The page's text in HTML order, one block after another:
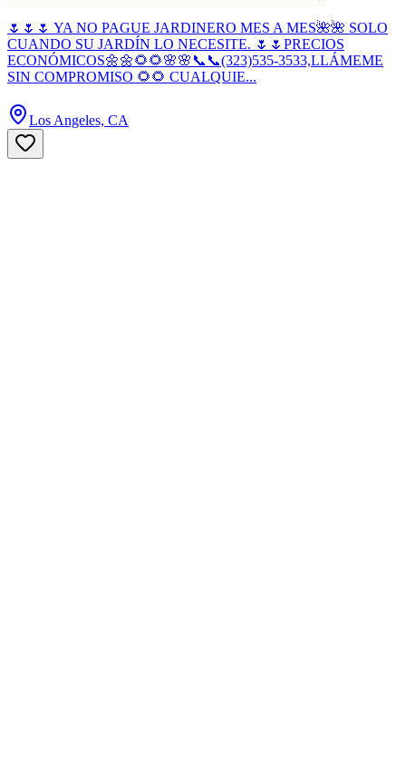
🌷🌷🌷 YA NO PAGUE JARDINERO MES A MES🌺🌺 SOLO
CUANDO SU JARDÍN LO NECESITE. 🌷🌷PRECIOS
ECONÓMICOS🌼🌼🌻🌻🌸🌸📞📞(323)535-3533,LLÁMEME
SIN COMPROMISO 🌻🌻 CUALQUIE...
Los Angeles, CA